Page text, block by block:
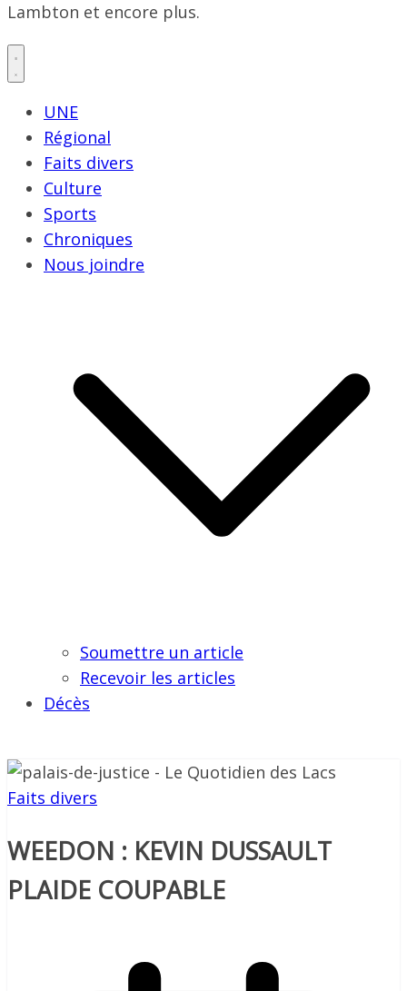
Lambton et encore plus.
UNE
Régional
Faits divers
Culture
Sports
Chroniques
Nous joindre
Soumettre un article
Recevoir les articles
Décès
Faits divers
WEEDON : KEVIN DUSSAULT
PLAIDE COUPABLE